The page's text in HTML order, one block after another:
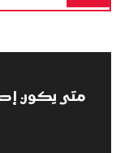
متى يكون